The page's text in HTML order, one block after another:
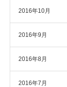
2016年10月
2016年9月
2016年8月
2016年7月